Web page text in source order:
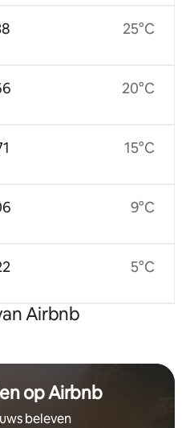
25°C
20°C
15°C
9°C
5°C
Airbnb
op Airbnb
beleven